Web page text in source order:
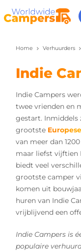
030-6974964
Home Verhuurders
Indie
Indie Campers
twee vrienden en
gestart. Inmiddels
grootste Europese
van meer dan
maar liefst vijftien
biedt veel
grootste camper
komen uit
huren van Indie
vrijblijvend een
Indie Campers is
populaire